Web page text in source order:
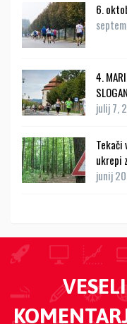
6.
4.
julij 7,
Tekači
ukrepi
junij